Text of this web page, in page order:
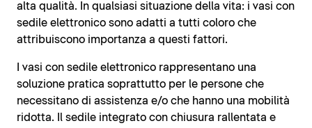
alta qualità. In qualsiasi situazione della vita: i vasi con
sedile elettronico sono adatti a tutti coloro che
attribuiscono importanza a questi fattori.
I vasi con sedile elettronico rappresentano una
soluzione pratica soprattutto per le persone che
necessitano di assistenza e/o che hanno una mobilità
ridotta. Il sedile integrato con chiusura rallentata e